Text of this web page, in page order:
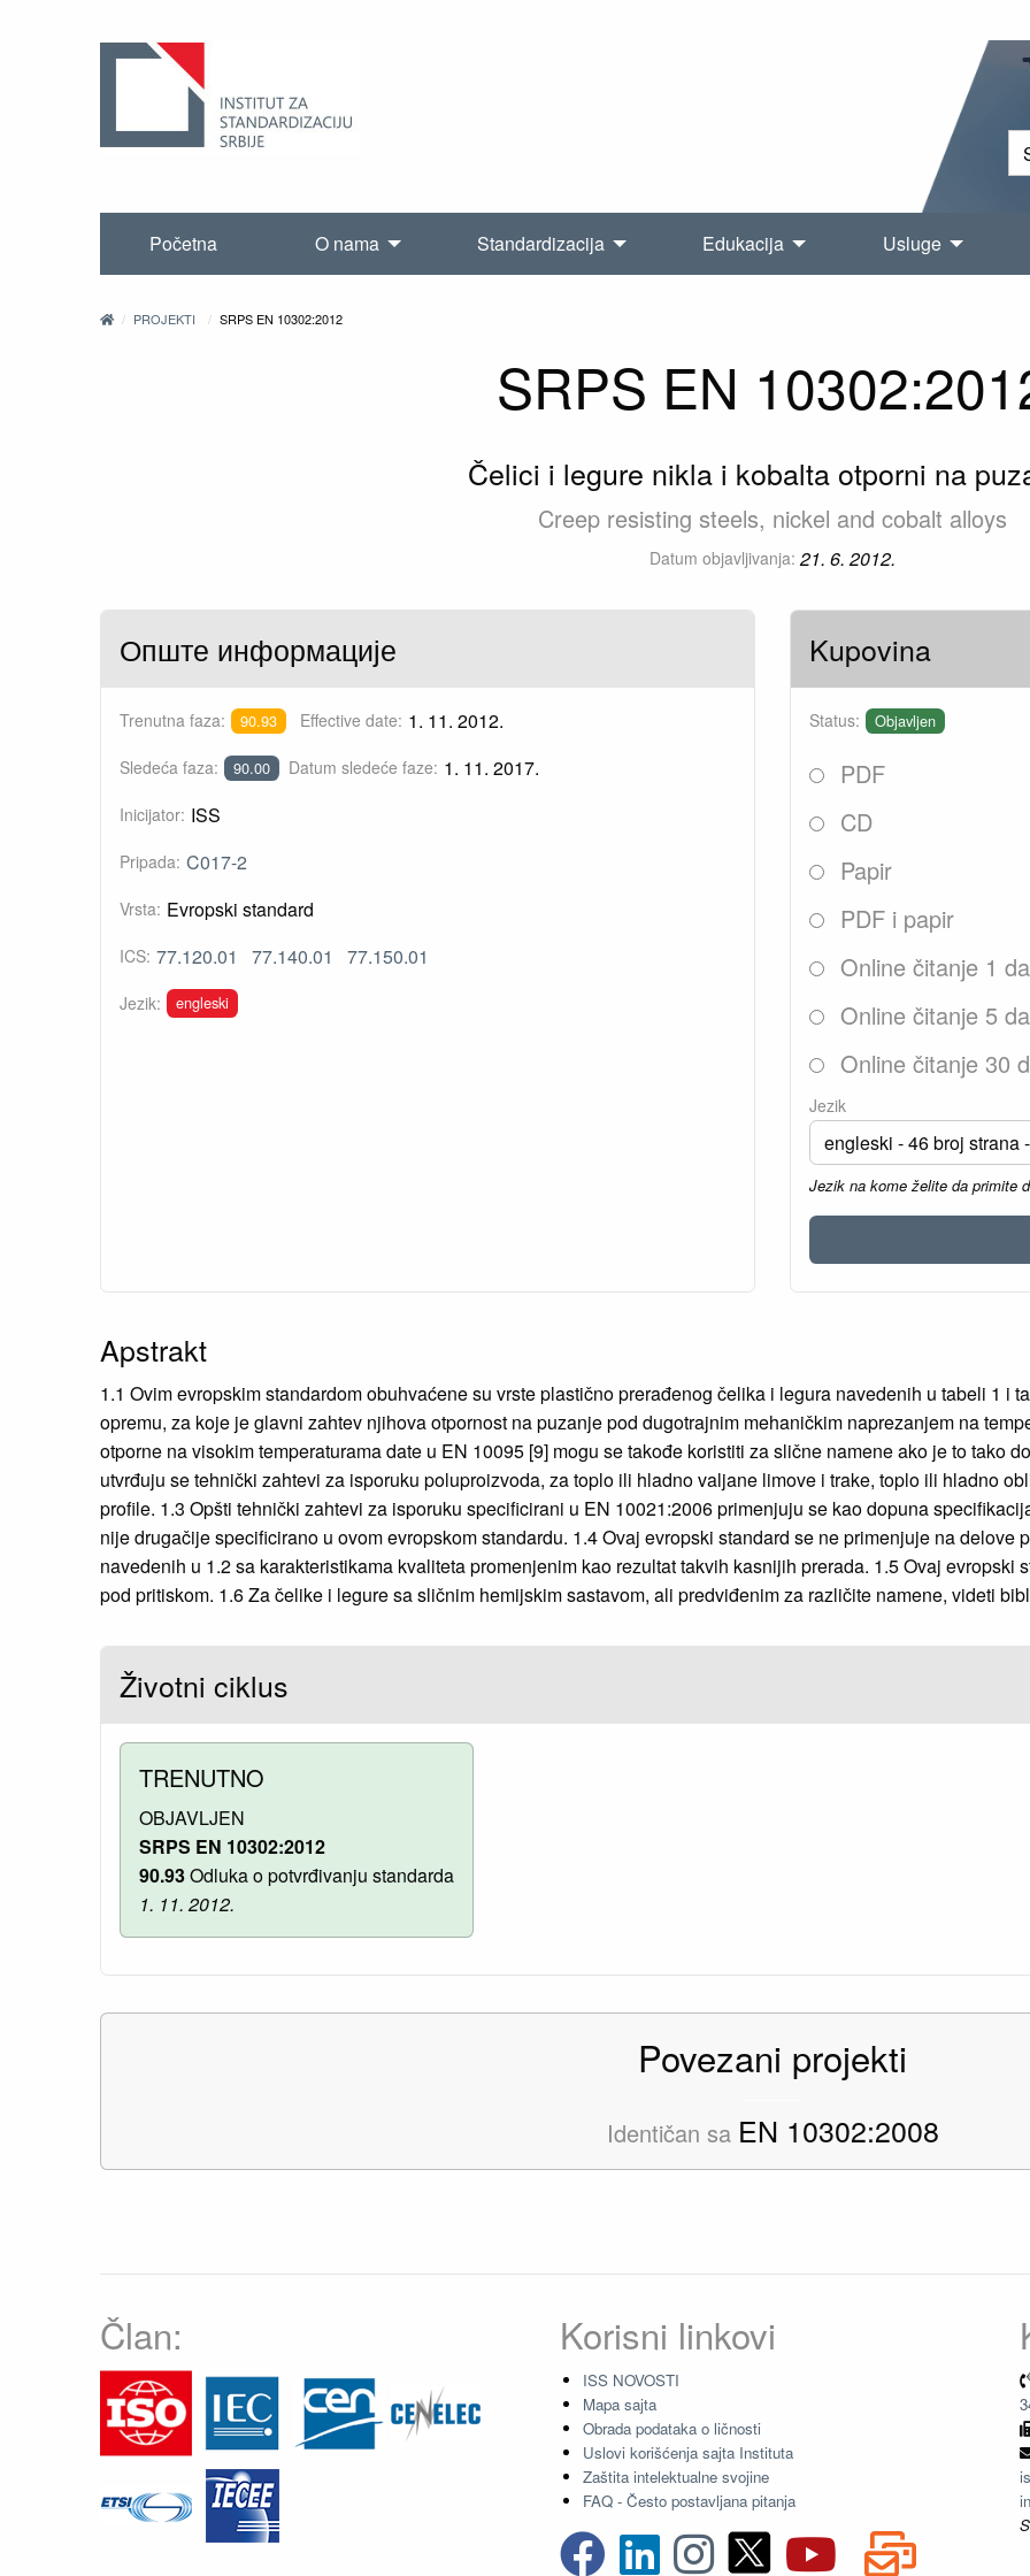
Početna O nama Standardizacija Edukacija Usluge
PROJEKTI SRPS EN 10302:2012
SRPS EN
Čelici i legure nikla i kobalta otporni na
Creep resisting steels, nickel and cobalt alloys
Datum objavljivanja: 21. 6. 2012.
Опште информације
Trenutna faza: 90.93 Effective date: 1. 11. 2012.
Sledeća faza: 90.00 Datum sledeće faze: 1. 11. 2017.
Inicijator: ISS
Pripada: C017-2
Vrsta: Evropski standard
ICS: 77.120.01 77.140.01 77.150.01
Jezik: engleski
Kupovina
Status: Objavljen
PDF
CD
Papir
PDF i papir
Online čitanje 1
Online čitanje 5
Online čitanje 30
Jezik
Jezik na kome želite da primite
Apstrakt
1.1 Ovim evropskim standardom obuhvaćene su vrste plastično prerađenog čelika i legura navedenih u tabeli 1 i
opremu, za koje je glavni zahtev njihova otpornost na puzanje pod dugotrajnim mehaničkim naprezanjem na
otporne na visokim temperaturama date u EN 10095 [9] mogu se takođe koristiti za slične namene ako je to tako
utvrđuju se tehnički zahtevi za isporuku poluproizvoda, za toplo ili hladno valjane limove i trake, toplo ili hladno
profile. 1.3 Opšti tehnički zahtevi za isporuku specificirani u EN 10021:2006 primenjuju se kao dopuna
nije drugačije specificirano u ovom evropskom standardu. 1.4 Ovaj evropski standard se ne primenjuje na
navedenih u 1.2 sa karakteristikama kvaliteta promenjenim kao rezultat takvih kasnijih prerada. 1.5 Ovaj evropski
pod pritiskom. 1.6 Za čelike i legure sa sličnim hemijskim sastavom, ali predviđenim za različite namene, videti
Životni ciklus
TRENUTNO
OBJAVLJEN
SRPS EN 10302:2012
90.93Odluka o potvrđivanju standarda
1. 11. 2012.
Povezani projekti
Identičan sa EN 10302:2008
Član: Korisni linkovi
ISS NOVOSTI
Mapa sajta
Obrada podataka o ličnosti
Uslovi korišćenja sajta Instituta
Zaštita intelektualne svojine
FAQ - Često postavljana pitanja